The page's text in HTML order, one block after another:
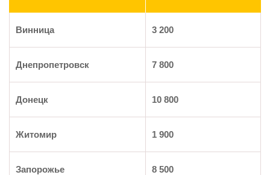
Винница 3 200
Днепропетровск 7 800
Донецк 10 800
Житомир 1 900
Запорожье 8 500